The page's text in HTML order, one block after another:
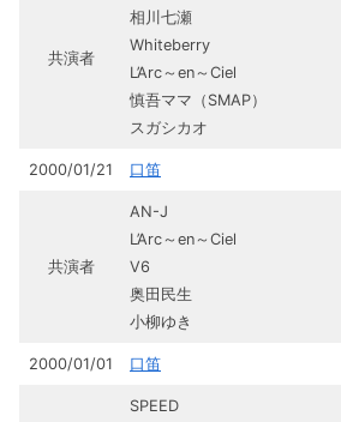
共演者
相川七瀬
Whiteberry
L’Arc～en～Ciel
慎吾ママ（SMAP）
スガシカオ
2000/01/21 口笛
共演者
AN-J
L’Arc～en～Ciel
V6
奥田民生
小柳ゆき
2000/01/01 口笛
SPEED